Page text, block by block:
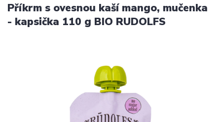
Příkrm s ovesnou kaší mango, mučenka
- kapsička 110 g BIO RUDOLFS